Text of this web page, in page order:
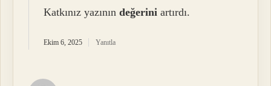
Katkınız yazınındeğerini artırdı.
Ekim 6, 2025 Yanıtla